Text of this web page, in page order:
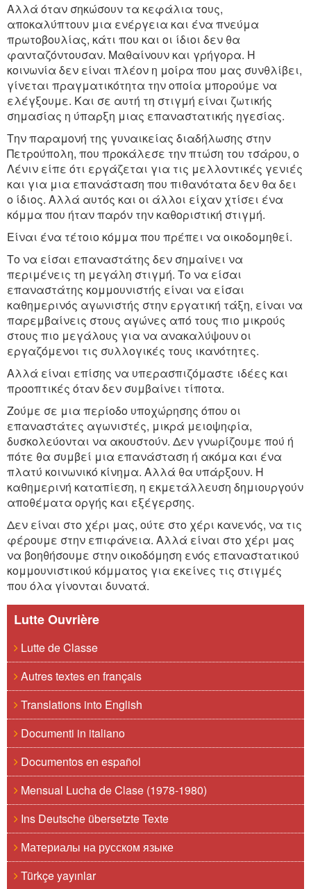
Αλλά όταν σηκώσουν τα κεφάλια τους,
αποκαλύπτουν μια ενέργεια και ένα πνεύμα
πρωτοβουλίας, κάτι που και οι ίδιοι δεν θα
φανταζόντουσαν. Μαθαίνουν και γρήγορα. Η
κοινωνία δεν είναι πλέον η μοίρα που μας συνθλίβει,
γίνεται πραγματικότητα την οποία μπορούμε να
ελέγξουμε. Και σε αυτή τη στιγμή είναι ζωτικής
σημασίας η ύπαρξη μιας επαναστατικής ηγεσίας.
Την παραμονή της γυναικείας διαδήλωσης στην
Πετρούπολη, που προκάλεσε την πτώση του τσάρου, ο
Λένιν είπε ότι εργάζεται για τις μελλοντικές γενιές
και για μια επανάσταση που πιθανότατα δεν θα δει
ο ίδιος. Αλλά αυτός και οι άλλοι είχαν χτίσει ένα
κόμμα που ήταν παρόν την καθοριστική στιγμή.
Είναι ένα τέτοιο κόμμα που πρέπει να οικοδομηθεί.
Το να είσαι επαναστάτης δεν σημαίνει να
περιμένεις τη μεγάλη στιγμή. Το να είσαι
επαναστάτης κομμουνιστής είναι να είσαι
καθημερινός αγωνιστής στην εργατική τάξη, είναι να
παρεμβαίνεις στους αγώνες από τους πιο μικρούς
στους πιο μεγάλους για να ανακαλύψουν οι
εργαζόμενοι τις συλλογικές τους ικανότητες.
Αλλά είναι επίσης να υπερασπιζόμαστε ιδέες και
προοπτικές όταν δεν συμβαίνει τίποτα.
Ζούμε σε μια περίοδο υποχώρησης όπου οι
επαναστάτες αγωνιστές, μικρά μειοψηφία,
δυσκολεύονται να ακουστούν. Δεν γνωρίζουμε πού ή
πότε θα συμβεί μια επανάσταση ή ακόμα και ένα
πλατύ κοινωνικό κίνημα. Αλλά θα υπάρξουν. Η
καθημερινή καταπίεση, η εκμετάλλευση δημιουργούν
αποθέματα οργής και εξέγερσης.
Δεν είναι στο χέρι μας, ούτε στο χέρι κανενός, να τις
φέρουμε στην επιφάνεια. Αλλά είναι στο χέρι μας
να βοηθήσουμε στην οικοδόμηση ενός επαναστατικού
κομμουνιστικού κόμματος για εκείνες τις στιγμές
που όλα γίνονται δυνατά.
Lutte Ouvrière
Lutte de Classe
Autres textes en français
Translations into English
Documenti in italiano
Documentos en español
Mensual Lucha de Clase (1978-1980)
Ins Deutsche übersetzte Texte
Материалы на русском языке
Türkçe yayınlar